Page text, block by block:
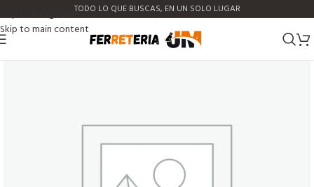
Skip to navigation
Skip to main content
TODO LO QUE BUSCAS, EN UN SOLO LUGAR